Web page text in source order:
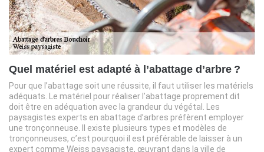
Quel matériel est adapté à l’abattage d’arbre ?
Pour que l’abattage soit une réussite, il faut utiliser les matériels
adéquats. Le matériel pour réaliser l’abattage proprement dit
doit être en adéquation avec la grandeur du végétal. Les
paysagistes experts en abattage d’arbres préfèrent employer
une tronçonneuse. Il existe plusieurs types et modèles de
tronçonneuses, c’est pourquoi il est préférable de laisser à un
expert comme Weiss paysagiste, œuvrant dans la ville de